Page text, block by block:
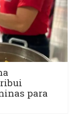
para